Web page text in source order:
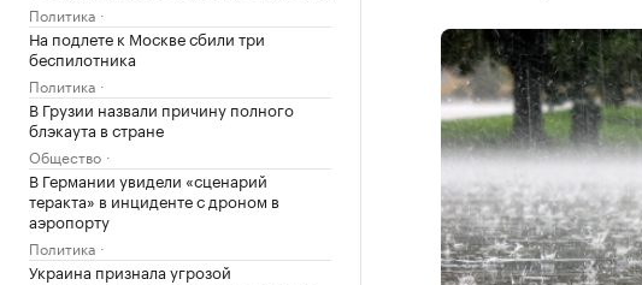
Политика
На подлете к Москве сбили три
беспилотника
Политика
В Грузии назвали причину полного
блэкаута в стране
Общество
В Германии увидели «сценарий
теракта» в инциденте с дроном в
аэропорту
Политика
Украина признала угрозой